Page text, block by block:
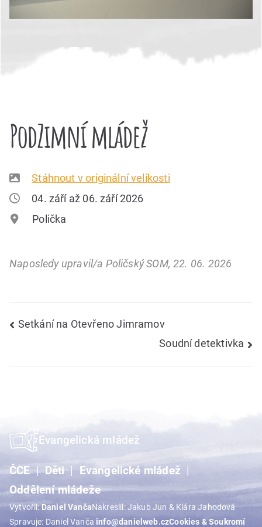
PodZimní mládež
Stáhnout v originální velikosti
04. září až 06. září 2026
Polička
Naposledy upravil/a Poličský SOM, 22. 06. 2026
Navigace
Setkání na Otevřeno Jimramov
Soudní detektivka
Evangelická mládež
ČCE Děti
Evangelické mládež
Oddělení mládeže
Vytvořil:Daniel VančaNakreslil: Jakub Jun & Klára Jahodová
Spravuje: Daniel Vanča info@danielweb.czCookies & Soukromí